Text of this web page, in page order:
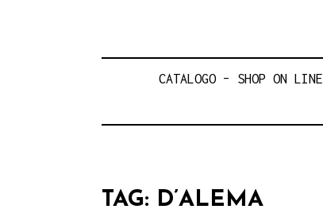
CATALOGO – SHOP ON LINE
TAG: D’ALEMA